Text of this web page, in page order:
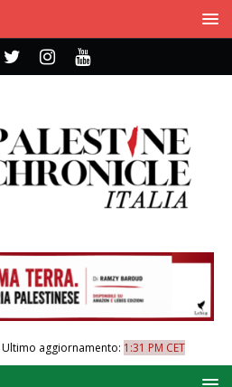
Ultimo aggiornamento: 1:31 PM CET